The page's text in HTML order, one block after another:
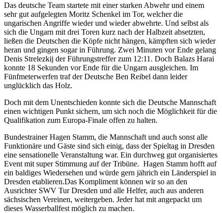
Das deutsche Team startete mit einer starken Abwehr und einem
sehr gut aufgelegten Moritz Schenkel im Tor, welcher die
ungarischen Angriffe wieder und wieder abwehrte. Und selbst als
sich die Ungarn mit drei Toren kurz nach der Halbzeit absetzten,
ließen die Deutschen die Köpfe nicht hängen, kämpften sich wieder
heran und gingen sogar in Führung. Zwei Minuten vor Ende gelang
Denis Strelezkij der Führungstreffer zum 12:11. Doch Balazs Harai
konnte 18 Sekunden vor Ende für die Ungarn ausgleichen. Im
Fünfmeterwerfen traf der Deutsche Ben Reibel dann leider
unglücklich das Holz.
Doch mit dem Unentschieden konnte sich die Deutsche Mannschaft
einen wichtigen Punkt sichern, um sich noch die Möglichkeit für die
Qualifikation zum Europa-Finale offen zu halten.
Bundestrainer Hagen Stamm, die Mannschaft und auch sonst alle
Funktionäre und Gäste sind sich einig, dass der Spieltag in Dresden
eine sensationelle Veranstaltung war. Ein durchweg gut organisiertes
Event mit super Stimmung auf der Tribüne. Hagen Stamm hofft auf
ein baldiges Wiedersehen und würde gern jährich ein Länderspiel in
Dresden etablieren.Das Kompliment können wir so an den
Ausrichter SWV Tur Dresden und alle Helfer, auch aus anderen
sächsischen Vereinen, weitergeben. Jeder hat mit angepackt um
dieses Wasserballfest möglich zu machen.